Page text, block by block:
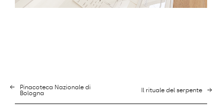
←
Pinacoteca Nazionale di
Bologna
→
Il rituale del serpente